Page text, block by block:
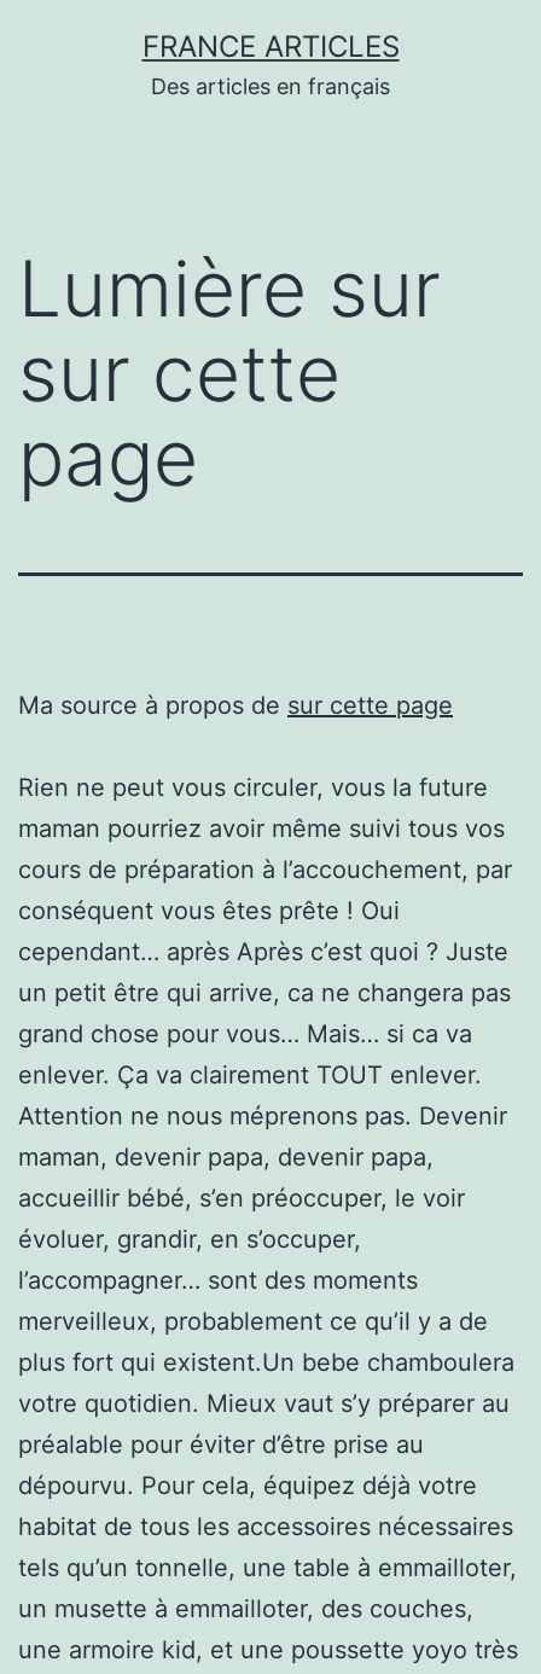
FRANCE ARTICLES
Des articles en français
Lumière sur
sur cette
page
Ma source à propos de sur cette page
Rien ne peut vous circuler, vous la future
maman pourriez avoir même suivi tous vos
cours de préparation à l’accouchement, par
conséquent vous êtes prête ! Oui
cependant… après Après c’est quoi ? Juste
un petit être qui arrive, ca ne changera pas
grand chose pour vous… Mais… si ca va
enlever. Ça va clairement TOUT enlever.
Attention ne nous méprenons pas. Devenir
maman, devenir papa, devenir papa,
accueillir bébé, s’en préoccuper, le voir
évoluer, grandir, en s’occuper,
l’accompagner… sont des moments
merveilleux, probablement ce qu’il y a de
plus fort qui existent.Un bebe chamboulera
votre quotidien. Mieux vaut s’y préparer au
préalable pour éviter d’être prise au
dépourvu. Pour cela, équipez déjà votre
habitat de tous les accessoires nécessaires
tels qu’un tonnelle, une table à emmailloter,
un musette à emmailloter, des couches,
une armoire kid, et une poussette yoyo très